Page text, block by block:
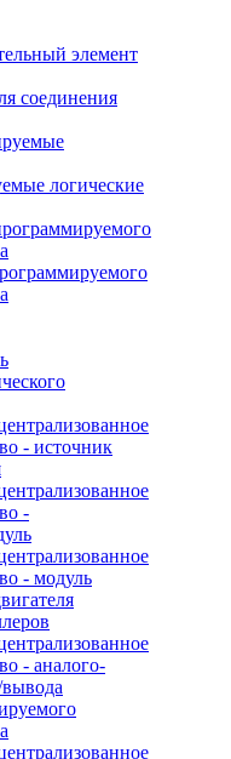
элемент
соединения
логические
- источник
-
- модуль
- аналого-